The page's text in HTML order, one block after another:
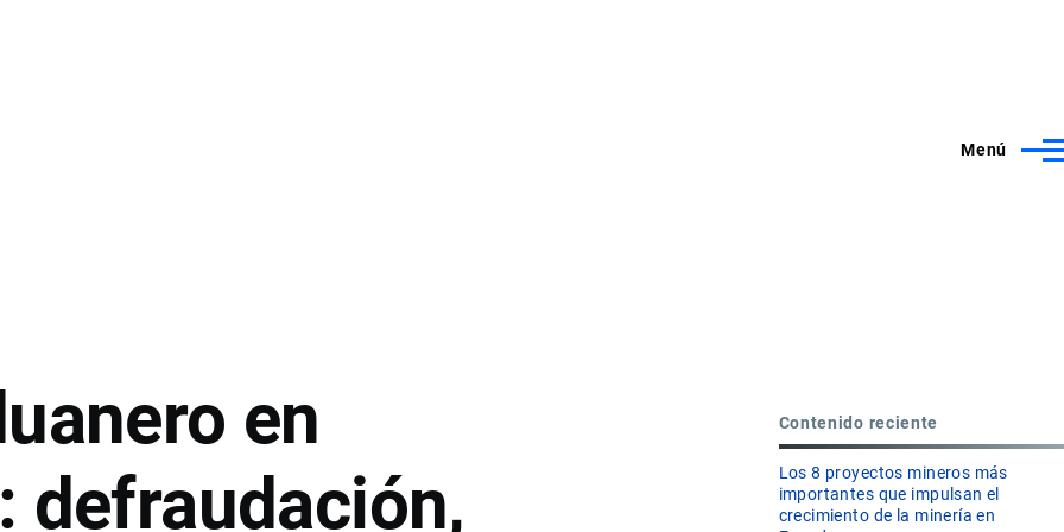
Menú
en
defraudación,
Contenido reciente
Los 8 proyectos mineros más
importantes que impulsan el
crecimiento de la minería en